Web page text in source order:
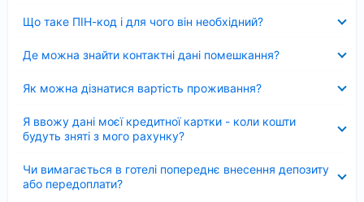
Що таке ПІН-код і для чого він необхідний?
Де можна знайти контактні дані помешкання?
Як можна дізнатися вартість проживання?
Я ввожу дані моєї кредитної картки - коли кошти
будуть зняті з мого рахунку?
Чи вимагається в готелі попереднє внесення депозиту
або передоплати?